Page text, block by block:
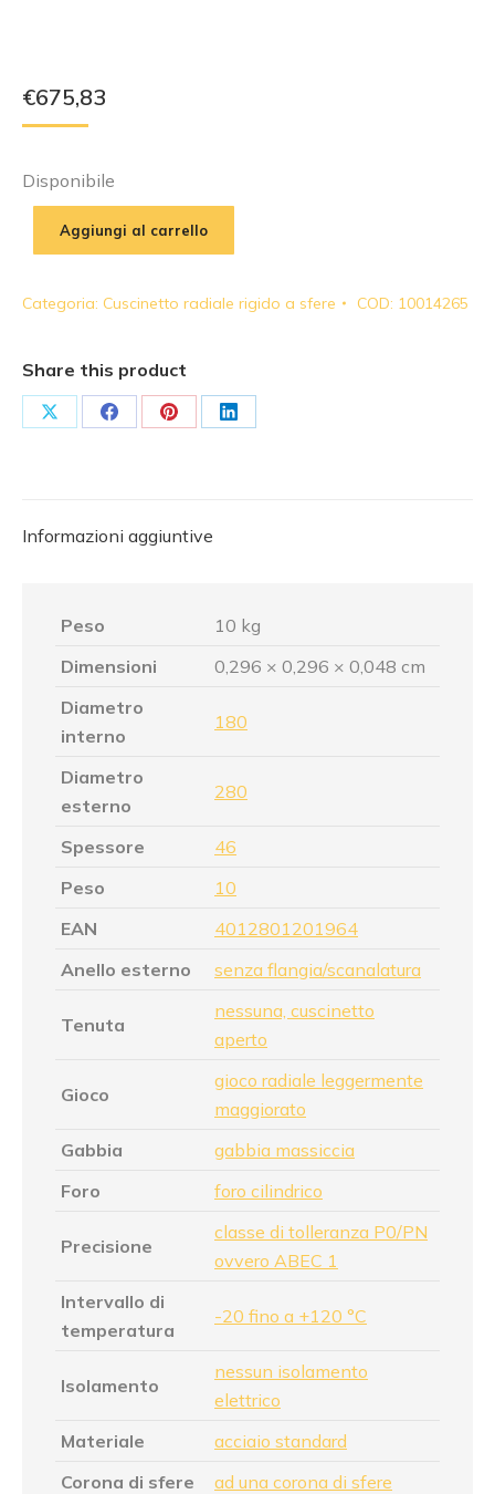
€675,83
Disponibile
Aggiungi al carrello
Categoria: Cuscinetto radiale rigido a sfere COD: 10014265
Share this product
Share Share Share Share
Informazioni aggiuntive
Peso
10 kg
Dimensioni
0,296 × 0,296 × 0,048 cm
Diametro
interno
180
Diametro
esterno
280
Spessore
46
Peso
10
EAN
4012801201964
Anello esterno
senza flangia/scanalatura
Tenuta
nessuna, cuscinetto
aperto
Gioco
gioco radiale leggermente
maggiorato
Gabbia
gabbia massiccia
Foro
foro cilindrico
Precisione
classe di tolleranza P0/PN
ovvero ABEC 1
Intervallo di
temperatura
-20 fino a +120 °C
Isolamento
nessun isolamento
elettrico
Materiale
acciaio standard
Corona di sfere
ad una corona di sfere